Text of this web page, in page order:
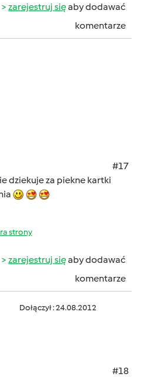
zarejestruj sięaby dodawać
komentarze
#17
dziekuje za piekne kartki
strony
zarejestruj sięaby dodawać
komentarze
Dołączył : 24.08.2012
#18